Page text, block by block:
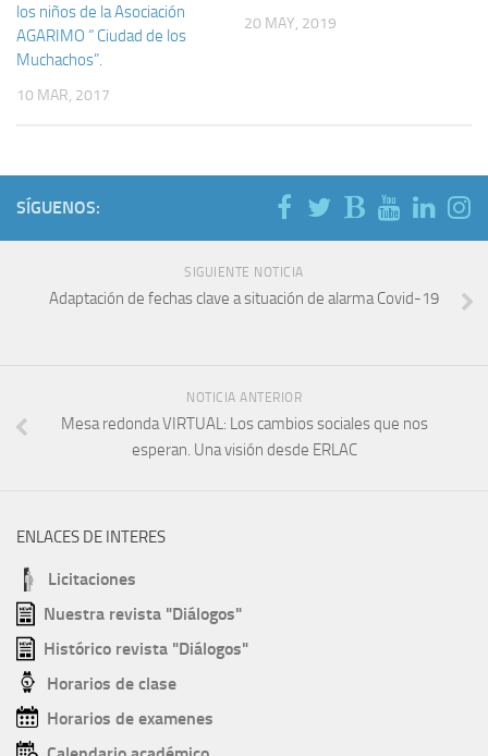
los niños de la Asociación
AGARIMO “ Ciudad de los
Muchachos”.
10 MAR, 2017
20 MAY, 2019
SÍGUENOS:
SIGUIENTE NOTICIA
Adaptación de fechas clave a situación de alarma Covid-19
NOTICIA ANTERIOR
Mesa redonda VIRTUAL: Los cambios sociales que nos
esperan. Una visión desde ERLAC
ENLACES DE INTERES
Licitaciones
Nuestra revista "Diálogos"
Histórico revista "Diálogos"
Horarios de clase
Horarios de examenes